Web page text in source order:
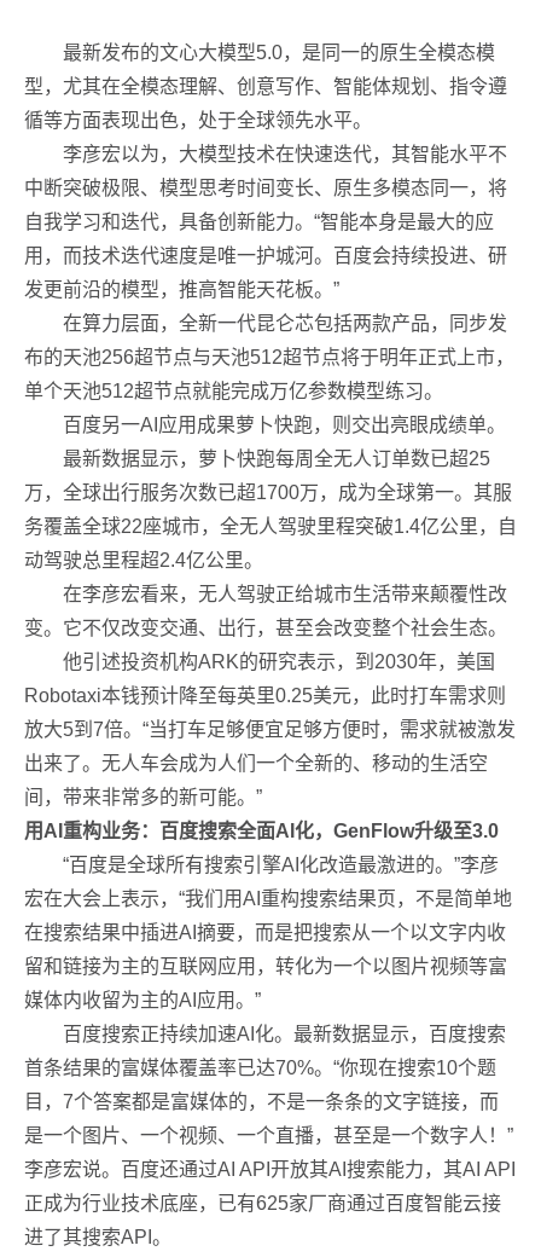
最新发布的文心大模型5.0，是同一的原生全模态模
型，尤其在全模态理解、创意写作、智能体规划、指令遵
循等方面表现出色，处于全球领先水平。
李彦宏以为，大模型技术在快速迭代，其智能水平不
中断突破极限、模型思考时间变长、原生多模态同一，将
自我学习和迭代，具备创新能力。“智能本身是最大的应
用，而技术迭代速度是唯一护城河。百度会持续投进、研
发更前沿的模型，推高智能天花板。”
在算力层面，全新一代昆仑芯包括两款产品，同步发
布的天池256超节点与天池512超节点将于明年正式上市，
单个天池512超节点就能完成万亿参数模型练习。
百度另一AI应用成果萝卜快跑，则交出亮眼成绩单。
最新数据显示，萝卜快跑每周全无人订单数已超25
万，全球出行服务次数已超1700万，成为全球第一。其服
务覆盖全球22座城市，全无人驾驶里程突破1.4亿公里，自
动驾驶总里程超2.4亿公里。
在李彦宏看来，无人驾驶正给城市生活带来颠覆性改
变。它不仅改变交通、出行，甚至会改变整个社会生态。
他引述投资机构ARK的研究表示，到2030年，美国
Robotaxi本钱预计降至每英里0.25美元，此时打车需求则
放大5到7倍。“当打车足够便宜足够方便时，需求就被激发
出来了。无人车会成为人们一个全新的、移动的生活空
间，带来非常多的新可能。”
用AI重构业务：百度搜索全面AI化，GenFlow升级至3.0
“百度是全球所有搜索引擎AI化改造最激进的。”李彦
宏在大会上表示，“我们用AI重构搜索结果页，不是简单地
在搜索结果中插进AI摘要，而是把搜索从一个以文字内收
留和链接为主的互联网应用，转化为一个以图片视频等富
媒体内收留为主的AI应用。”
百度搜索正持续加速AI化。最新数据显示，百度搜索
首条结果的富媒体覆盖率已达70%。“你现在搜索10个题
目，7个答案都是富媒体的，不是一条条的文字链接，而
是一个图片、一个视频、一个直播，甚至是一个数字人！”
李彦宏说。百度还通过AI API开放其AI搜索能力，其AI API
正成为行业技术底座，已有625家厂商通过百度智能云接
进了其搜索API。